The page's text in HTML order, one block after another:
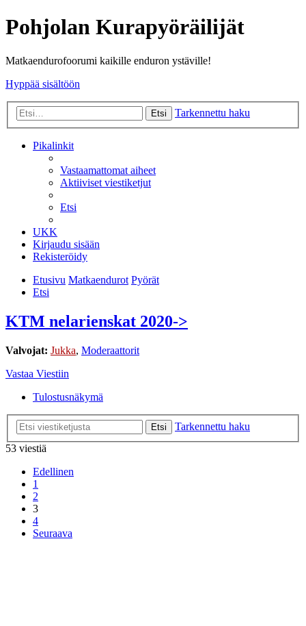
Pohjolan Kurapyöräilijät
Matkaendurofoorumi kaikille enduron ystäville!
Hyppää sisältöön
Etsi Tarkennettu haku
Pikalinkit
Vastaamattomat aiheet
Aktiiviset viestiketjut
Etsi
UKK
Kirjaudu sisään
Rekisteröidy
Etusivu Matkaendurot Pyörät
Etsi
KTM nelarienskat 2020->
Valvojat: Jukka, Moderaattorit
Vastaa Viestiin
Tulostusnäkymä
Etsi
Tarkennettu haku
53 viestiä
Edellinen
1
2
3
4
Seuraava